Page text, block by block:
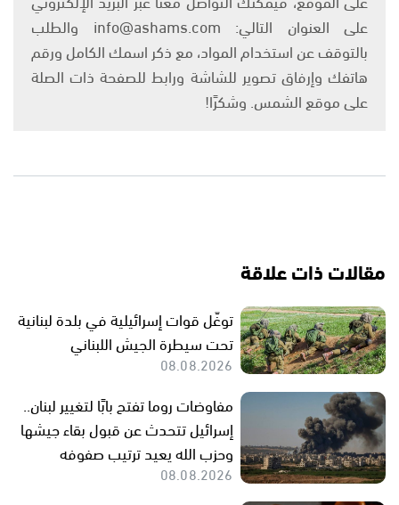
على العنوان التالي: info@ashams.com والطلب
بالتوقف عن استخدام المواد، مع ذكر اسمك الكامل ورقم
هاتفك وإرفاق تصوير للشاشة ورابط للصفحة ذات الصلة
على موقع الشمس. وشكرًا!
مقالات ذات علاقة
توغّل قوات إسرائيلية في بلدة لبنانية
تحت سيطرة الجيش اللبناني
08.08.2026
مفاوضات روما تفتح بابًا لتغيير لبنان..
إسرائيل تتحدث عن قبول بقاء جيشها
وحزب الله يعيد ترتيب صفوفه
08.08.2026